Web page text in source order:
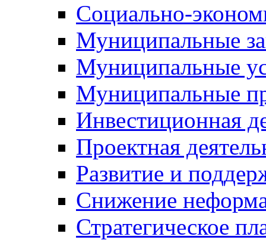
Социально-
Муниципальные
Муниципальные
Муниципальные
Инвестиционная
Проектная
Развитие и
Снижение
Стратегическое